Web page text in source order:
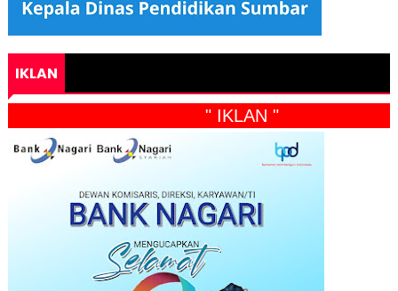
IKLAN
" IKLAN "